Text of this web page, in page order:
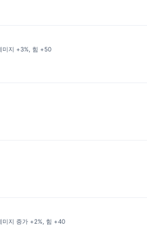
미지 +3%, 힘 +50
미지 증가 +2%, 힘 +40